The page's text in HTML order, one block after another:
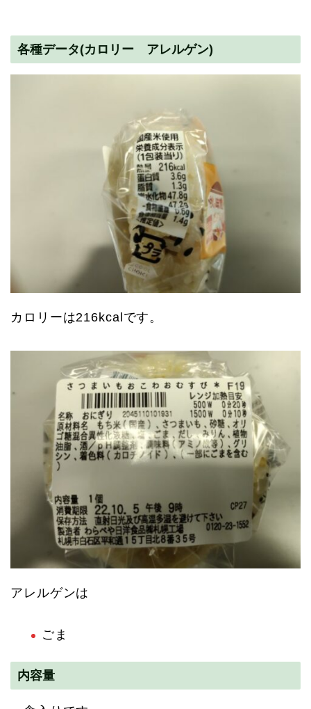
各種データ(カロリー アレルゲン)
カロリーは216kcalです。
アレルゲンは
ごま
内容量